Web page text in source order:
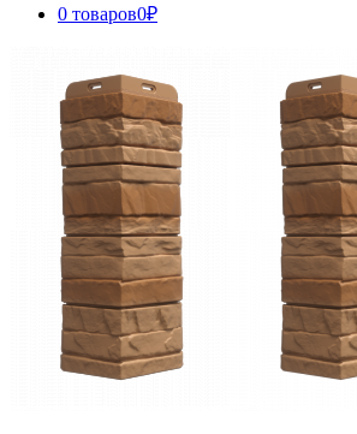
0 товаров0₽